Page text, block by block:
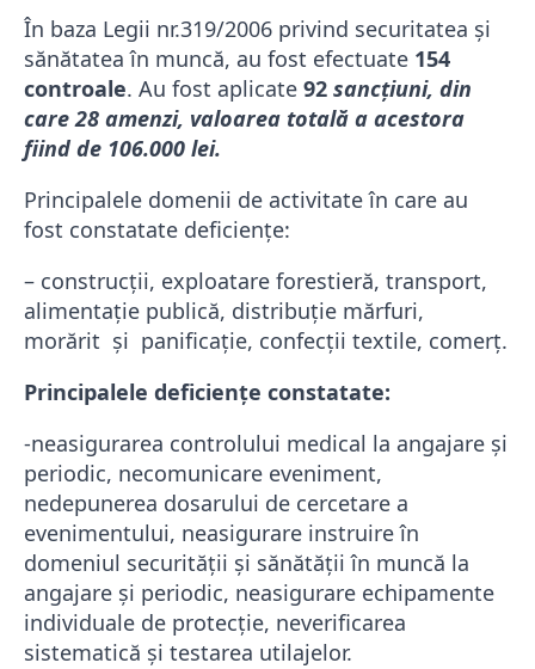
În baza Legii nr.319/2006 privind securitatea şi
sănătatea în muncă, au fost efectuate 154
controale. Au fost aplicate 92 sancțiuni, din
care 28 amenzi, valoarea totală a acestora
fiind de 106.000 lei.
Principalele domenii de activitate în care au
fost constatate deficienţe:
– construcţii, exploatare forestieră, transport,
alimentație publică, distribuție mărfuri,
morărit și panificație, confecții textile, comerț.
Principalele deficiențe constatate:
-neasigurarea controlului medical la angajare și
periodic, necomunicare eveniment,
nedepunerea dosarului de cercetare a
evenimentului, neasigurare instruire în
domeniul securității și sănătății în muncă la
angajare și periodic, neasigurare echipamente
individuale de protecție, neverificarea
sistematică și testarea utilajelor.